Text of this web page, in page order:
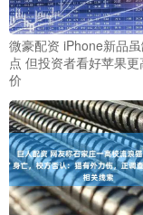
微豪配资 iPhone新品
点 但投资者看好苹果更
价